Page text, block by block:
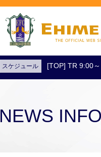
試合日程・結果
スケジュール [TOP] TR 9:00
NEWS